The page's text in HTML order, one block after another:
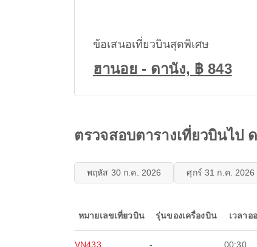
ข้อเสนอเที่ยวบินสุดพิเศษ
ฮานอย - ดานัง, ฿ 843
ตรวจสอบตารางเที่ยวบินไป
พฤหัส 30 ก.ค. 2026 ศุกร์ 31 ก.ค. 2026
หมายเลขเที่ยวบิน รุ่นของเครื่องบิน เวลาอ
VN433 - 00:30